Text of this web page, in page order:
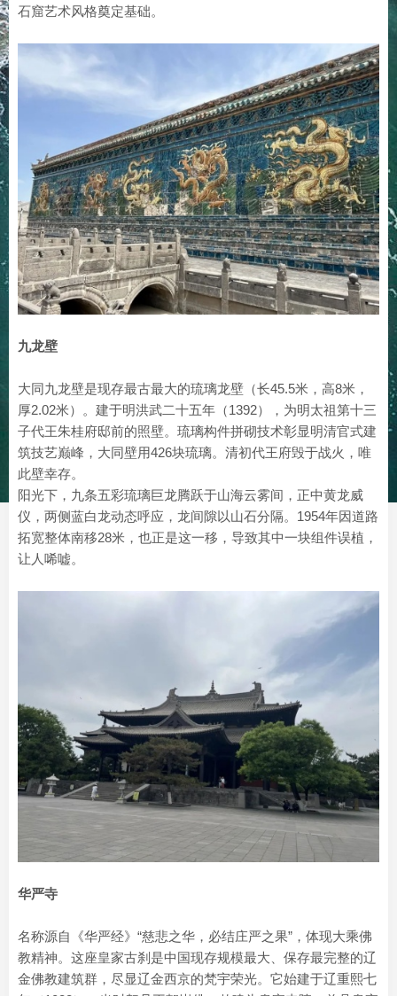
石窟艺术风格奠定基础。
九龙壁
大同九龙壁是现存最古最大的琉璃龙壁（长45.5米，高8米，
厚2.02米）。建于明洪武二十五年（1392），为明太祖第十三
子代王朱桂府邸前的照壁。琉璃构件拼砌技术彰显明清官式建
筑技艺巅峰，大同壁用426块琉璃。清初代王府毁于战火，唯
此壁幸存。
阳光下，九条五彩琉璃巨龙腾跃于山海云雾间，正中黄龙威
仪，两侧蓝白龙动态呼应，龙间隙以山石分隔。1954年因道路
拓宽整体南移28米，也正是这一移，导致其中一块组件误植，
让人唏嘘。
华严寺
名称源自《华严经》“慈悲之华，必结庄严之果”，体现大乘佛
教精神。这座皇家古刹是中国现存规模最大、保存最完整的辽
金佛教建筑群，尽显辽金西京的梵宇荣光。‌它始建于辽重熙七